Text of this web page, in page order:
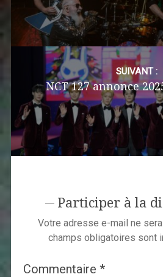
SUIVANT :
NCT 127 annonce
Participer à la
Votre adresse e-mail ne
champs obligatoires sont
Commentaire *